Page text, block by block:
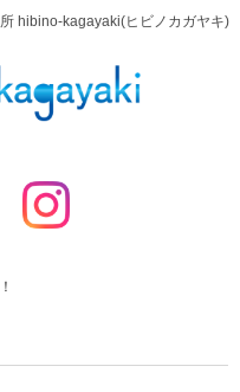
hibino-kagayaki(ヒビノカガヤキ)